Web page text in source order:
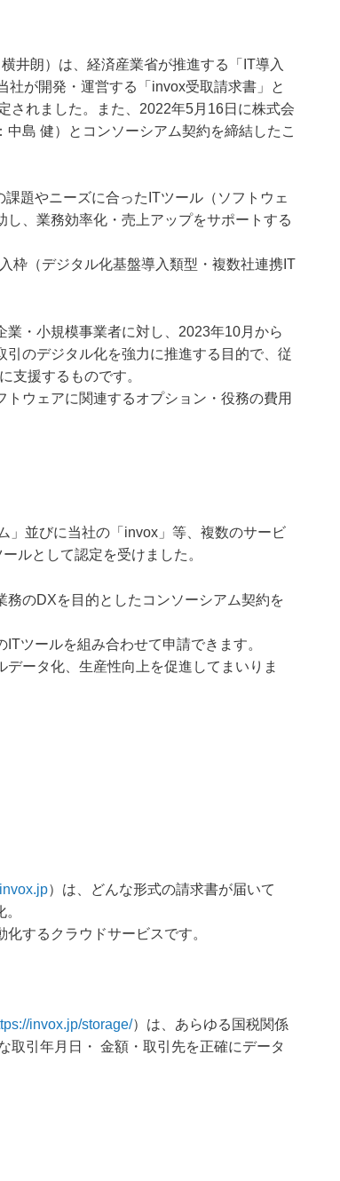
井朗）は、経済産業省が推進する「IT導入
が開発・運営する「invox受取請求書」と
されました。また、2022年5月16日に株式会
島 健）とコンソーシアム契約を締結したこ
題やニーズに合ったITツール（ソフトウェ
、業務効率化・売上アップをサポートする
枠（デジタル化基盤導入類型・複数社連携IT
・小規模事業者に対し、2023年10月から
のデジタル化を強力に推進する目的で、従
支援するものです。
ウェアに関連するオプション・役務の費用
」並びに当社の「invox」等、複数のサービ
ルとして認定を受けました。
務のDXを目的としたコンソーシアム契約を
ツールを組み合わせて申請できます。
ータ化、生産性向上を促進してまいりま
）は、どんな形式の請求書が届いて
するクラウドサービスです。
invox.jp/storage/）は、あらゆる国税関係
取引年月日・ 金額・取引先を正確にデータ